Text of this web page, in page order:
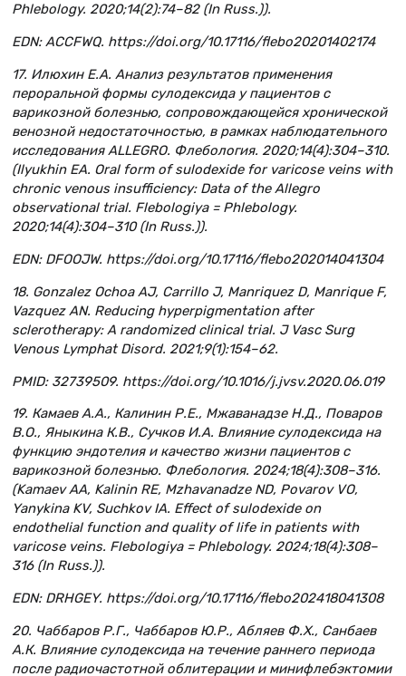
Phlebology. 2020;14(2):74–82 (In Russ.)).
EDN: ACCFWQ. https://doi.org/10.17116/flebo20201402174
17. Илюхин Е.А. Анализ результатов применения
пероральной формы сулодексида у пациентов с
варикозной болезнью, сопровождающейся хронической
венозной недостаточностью, в рамках наблюдательного
исследования ALLEGRO. Флебология. 2020;14(4):304–310.
(Ilyukhin EA. Oral form of sulodexide for varicose veins with
chronic venous insufficiency: Data of the Allegro
observational trial. Flebologiya = Phlebology.
2020;14(4):304–310 (In Russ.)).
EDN: DFOOJW. https://doi.org/10.17116/flebo202014041304
18. Gonzalez Ochoa AJ, Carrillo J, Manriquez D, Manrique F,
Vazquez AN. Reducing hyperpigmentation after
sclerotherapy: A randomized clinical trial. J Vasc Surg
Venous Lymphat Disord. 2021;9(1):154–62.
PMID: 32739509. https://doi.org/10.1016/j.jvsv.2020.06.019
19. Камаев А.А., Калинин Р.Е., Мжаванадзе Н.Д., Поваров
В.О., Яныкина К.В., Сучков И.А. Влияние сулодексида на
функцию эндотелия и качество жизни пациентов с
варикозной болезнью. Флебология. 2024;18(4):308–316.
(Kamaev AA, Kalinin RE, Mzhavanadze ND, Povarov VO,
Yanykina KV, Suchkov IA. Effect of sulodexide on
endothelial function and quality of life in patients with
varicose veins. Flebologiya = Phlebology. 2024;18(4):308–
316 (In Russ.)).
EDN: DRHGEY. https://doi.org/10.17116/flebo202418041308
20. Чаббаров Р.Г., Чаббаров Ю.Р., Абляев Ф.Х., Санбаев
А.К. Влияние сулодексида на течение раннего периода
после радиочастотной облитерации и минифлебэктомии